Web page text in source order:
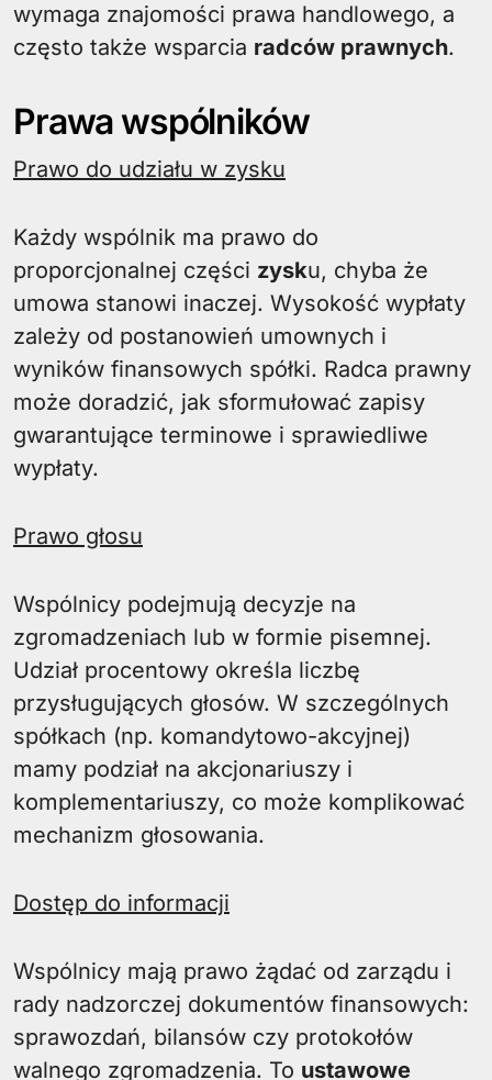
wymaga znajomości prawa handlowego, a
często także wsparcia radców prawnych.
Prawa wspólników
Prawo do udziału w zysku
Każdy wspólnik ma prawo do
proporcjonalnej części zysku, chyba że
umowa stanowi inaczej. Wysokość wypłaty
zależy od postanowień umownych i
wyników finansowych spółki. Radca prawny
może doradzić, jak sformułować zapisy
gwarantujące terminowe i sprawiedliwe
wypłaty.
Prawo głosu
Wspólnicy podejmują decyzje na
zgromadzeniach lub w formie pisemnej.
Udział procentowy określa liczbę
przysługujących głosów. W szczególnych
spółkach (np. komandytowo-akcyjnej)
mamy podział na akcjonariuszy i
komplementariuszy, co może komplikować
mechanizm głosowania.
Dostęp do informacji
Wspólnicy mają prawo żądać od zarządu i
rady nadzorczej dokumentów finansowych:
sprawozdań, bilansów czy protokołów
walnego zgromadzenia. To ustawowe